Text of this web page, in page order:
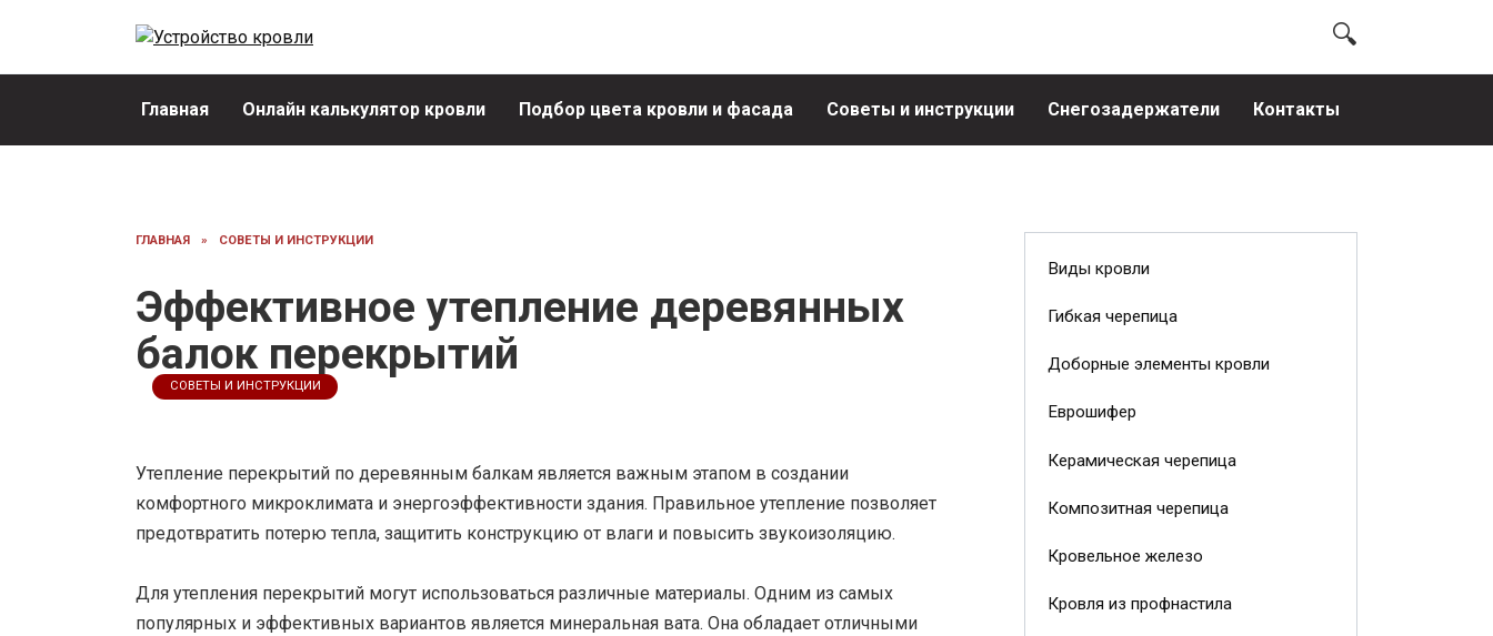
Главная Онлайн калькулятор кровли Подбор цвета кровли и фасада Советы и инструкции Снегозадержатели Контакты
ГЛАВНАЯ » СОВЕТЫ И ИНСТРУКЦИИ
Эффективное утепление деревянных
балок перекрытий
СОВЕТЫ И ИНСТРУКЦИИ
Утепление перекрытий по деревянным балкам является важным этапом в создании
комфортного микроклимата и энергоэффективности здания. Правильное утепление позволяет
предотвратить потерю тепла, защитить конструкцию от влаги и повысить звукоизоляцию.
Для утепления перекрытий могут использоваться различные материалы. Одним из самых
популярных и эффективных вариантов является минеральная вата. Она обладает отличными
Виды кровли
Гибкая черепица
Доборные элементы кровли
Еврошифер
Керамическая черепица
Композитная черепица
Кровельное железо
Кровля из профнастила